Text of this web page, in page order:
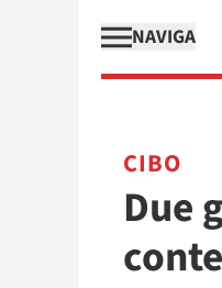
NAVIGA
CIBO
Due